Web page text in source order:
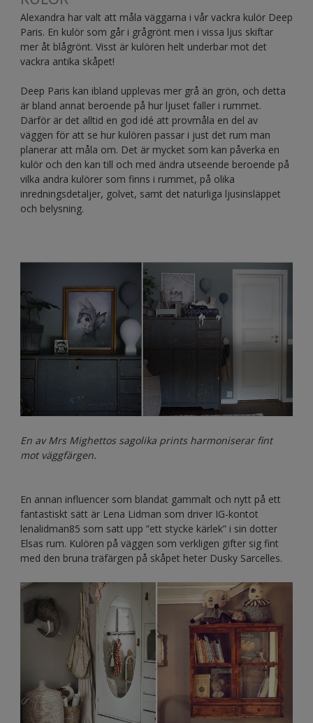
Alexandra har valt att måla väggarna i vår vackra kulör Deep
Paris. En kulör som går i grågrönt men i vissa ljus skiftar
mer åt blågrönt. Visst är kulören helt underbar mot det
vackra antika skåpet!
Deep Paris kan ibland upplevas mer grå än grön, och detta
är bland annat beroende på hur ljuset faller i rummet.
Därför är det alltid en god idé att provmåla en del av
väggen för att se hur kulören passar i just det rum man
planerar att måla om. Det är mycket som kan påverka en
kulör och den kan till och med ändra utseende beroende på
vilka andra kulörer som finns i rummet, på olika
inredningsdetaljer, golvet, samt det naturliga ljusinsläppet
och belysning.
En av Mrs Mighettos sagolika prints harmoniserar fint
mot väggfärgen.
En annan influencer som blandat gammalt och nytt på ett
fantastiskt sätt är Lena Lidman som driver IG-kontot
lenalidman85 som satt upp ”ett stycke kärlek” i sin dotter
Elsas rum. Kulören på väggen som verkligen gifter sig fint
med den bruna träfärgen på skåpet heter Dusky Sarcelles.